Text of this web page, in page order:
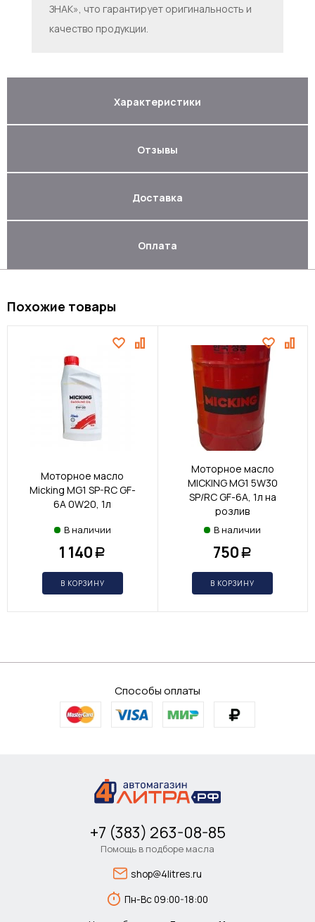
ЗНАК», что гарантирует оригинальность и
качество продукции.
Характеристики
Отзывы
Доставка
Оплата
Похожие товары
Моторное масло
Micking MG1 SP-RC GF-
6A 0W20, 1л
В наличии
1 140 Р
В КОРЗИНУ
Моторное масло
MICKING MG1 5W30
SP/RC GF-6A, 1л на
розлив
В наличии
750 Р
В КОРЗИНУ
Способы оплаты
+7 (383) 263-08-85
Помощь в подборе масла
shop@4litres.ru
Пн-Вс 09:00-18:00